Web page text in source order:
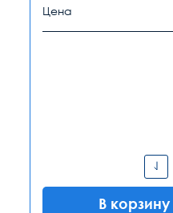
Цена
В корзину